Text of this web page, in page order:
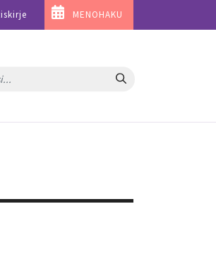
MENOHAKU
Hae